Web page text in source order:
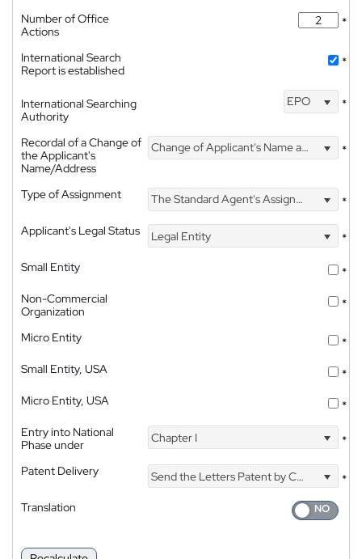
Number of Office
Actions
*
International Search
Report is established
*
International Searching
Authority
EPO *
Recordal of a Change of
the Applicant's
Name/Address
Change of Applicant's Name and Address *
Type of Assignment The Standard Agent's Assignment
*
Applicant's Legal Status
Legal Entity
*
Small Entity
*
Non-Commercial
Organization
*
Micro Entity
*
Small Entity, USA
*
Micro Entity, USA
*
Entry into National
Phase under
Chapter I *
Patent Delivery Send the Letters Patent by Courier
*
Translation